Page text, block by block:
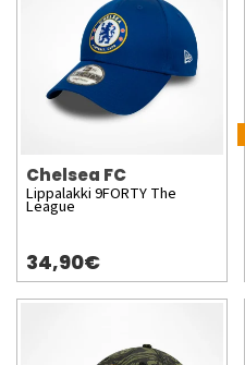
Chelsea FC
Lippalakki 9FORTY The
League
34,90€